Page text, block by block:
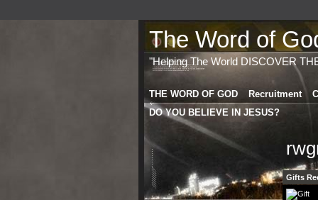
The Word of
"Helping The World DISCOVER
THE WORD OF GOD Recruitment
DO YOU BELIEVE IN JESUS?
Gifts